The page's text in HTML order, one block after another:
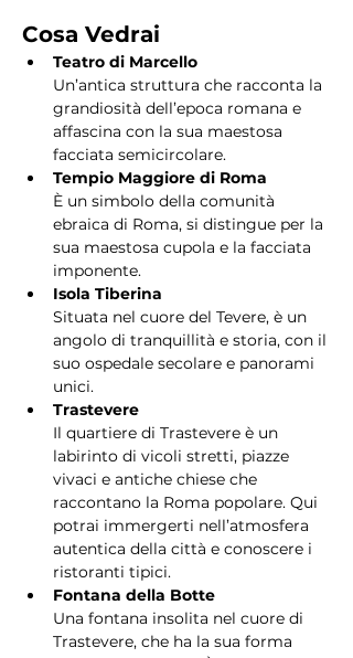
Cosa Vedrai
Teatro di Marcello
Un’antica struttura che racconta la
grandiosità dell’epoca romana e
affascina con la sua maestosa
facciata semicircolare.
Tempio Maggiore di Roma
È un simbolo della comunità
ebraica di Roma, si distingue per la
sua maestosa cupola e la facciata
imponente.
Isola Tiberina
Situata nel cuore del Tevere, è un
angolo di tranquillità e storia, con il
suo ospedale secolare e panorami
unici.
Trastevere
Il quartiere di Trastevere è un
labirinto di vicoli stretti, piazze
vivaci e antiche chiese che
raccontano la Roma popolare. Qui
potrai immergerti nell’atmosfera
autentica della città e conoscere i
ristoranti tipici.
Fontana della Botte
Una fontana insolita nel cuore di
Trastevere, che ha la sua forma